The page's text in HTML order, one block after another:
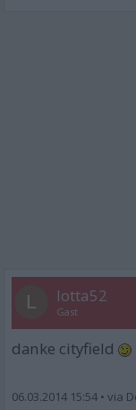
L lotta52
Gast
danke cityfield
06.03.2014 15:54 •